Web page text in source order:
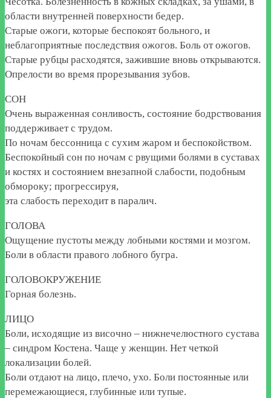
области внутренней поверхности бедер.
Старые ожоги, которые беспокоят больного, и
неблагоприятные последствия ожогов. Боль от ожогов.
Старые рубцы расходятся, зажившие вновь открываются.
Опрелости во время прорезывания зубов.
СОН
Очень выраженная сонливость, состояние бодрствования
поддерживает с трудом.
По ночам бессонница с сухим жаром и беспокойством.
Беспокойный сон по ночам с рвущими болями в суставах
и костях и состоянием внезапной слабости, подобным
обмороку; прогрессируя,
эта слабость переходит в паралич.
ГОЛОВА
Ощущение пустоты между лобными костями и мозгом.
Боли в области правого лобного бугра.
ГОЛОВОКРУЖЕНИЕ
Горная болезнь.
ЛИЦО
Боли, исходящие из височно – нижнечелюстного сустава
– синдром Костена. Чаще у женщин. Нет четкой
локализации болей.
Боли отдают на лицо, плечо, ухо. Боли постоянные или
перемежающиеся, глубинные или тупые.